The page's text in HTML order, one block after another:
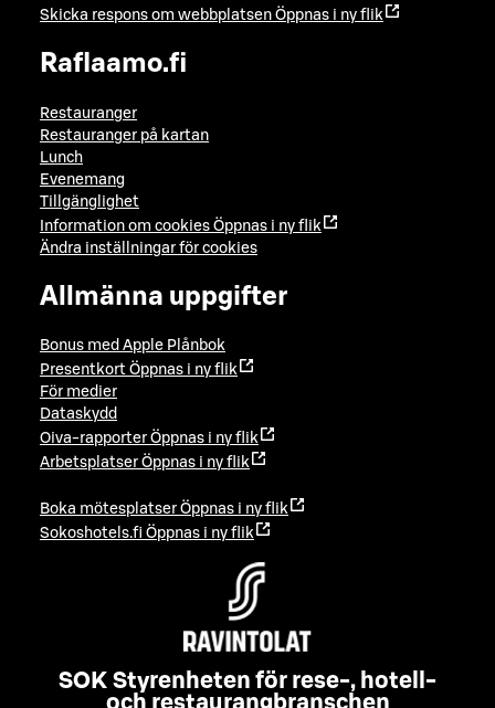
Skicka respons om webbplatsen Öppnas i ny flik
Raflaamo.fi
Restauranger
Restauranger på kartan
Lunch
Evenemang
Tillgänglighet
Information om cookies Öppnas i ny flik
Ändra inställningar för cookies
Allmänna uppgifter
Bonus med Apple Plånbok
Presentkort Öppnas i ny flik
För medier
Dataskydd
Oiva-rapporter Öppnas i ny flik
Arbetsplatser Öppnas i ny flik
Boka mötesplatser Öppnas i ny flik
Sokoshotels.fi Öppnas i ny flik
SOK Styrenheten för rese-, hotell-
och restaurangbranschen